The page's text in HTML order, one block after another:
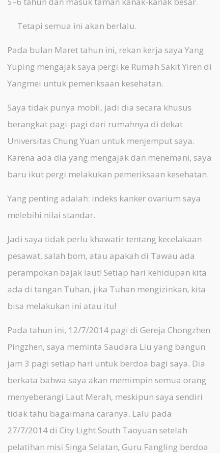
Tetapi semua ini akan berlalu.
Pada bulan Maret tahun ini, rekan kerja saya Yang
Yuping mengajak saya pergi ke Rumah Sakit Yiren di
Yangmei untuk pemeriksaan kesehatan.
Saya tidak punya mobil, jadi dia secara khusus
berangkat pagi-pagi dari rumahnya di dekat
Universitas Chung Yuan untuk menjemput saya.
Karena ada dia yang mengajak dan menemani, saya
baru ikut pergi melakukan pemeriksaan kesehatan.
Yang penting adalah: indeks kanker ovarium saya
melebihi nilai standar.
Jadi saya tidak perlu khawatir tentang kecelakaan
pesawat, salah bom, atau apakah di Tawau ada
perampokan bajak laut! Setiap hari kehidupan kita
ada di tangan Tuhan, jika Tuhan mengizinkan, kita
bisa melakukan ini atau itu!
Pada tahun ini, 12/7/2014 pagi di Gereja Chongzhen
Pingzhen, saya meminta Saudara Liu yang bangun
jam 3 pagi setiap hari untuk berdoa bagi saya. Dia
berkata bahwa saya akan memimpin semua orang
menyeberangi Laut Merah, meskipun saya sendiri
tidak tahu bagaimana caranya. Lalu pada
27/7/2014 di City Light South Taoyuan setelah
pelatihan misi Singa Selatan, Guru Fangling berdoa